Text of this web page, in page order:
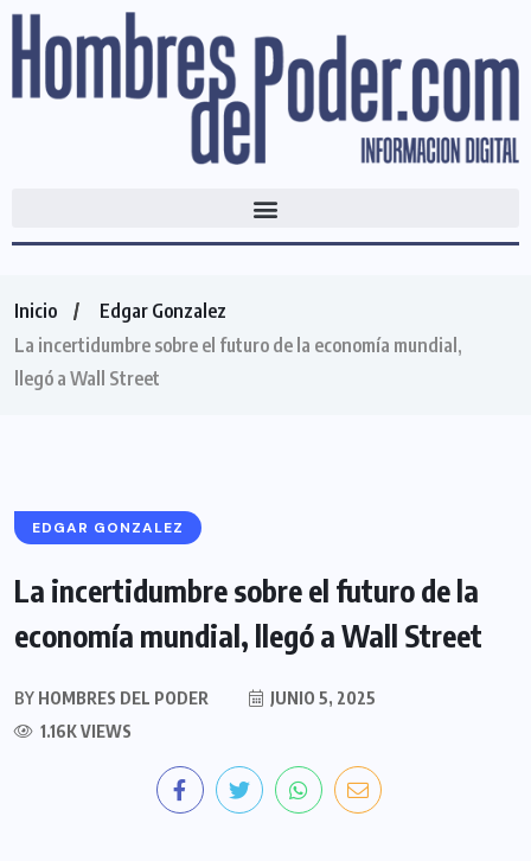
Inicio
Edgar Gonzalez
La incertidumbre sobre el futuro de la economía mundial,
llegó a Wall Street
EDGAR GONZALEZ
La incertidumbre sobre el futuro de la
economía mundial, llegó a Wall Street
BY HOMBRES DEL PODER
JUNIO 5, 2025
1.16K VIEWS